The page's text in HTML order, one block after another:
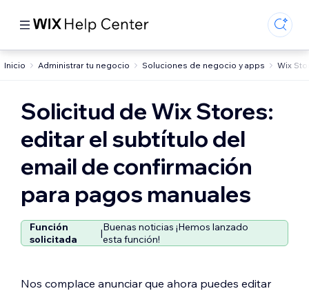
Inicio Administrar tu negocio Soluciones de negocio y apps Wix
Solicitud de Wix Stores:
editar el subtítulo del
email de confirmación
para pagos manuales
Función
solicitada
|Buenas noticias ¡Hemos lanzado
esta función!
Nos complace anunciar que ahora puedes editar